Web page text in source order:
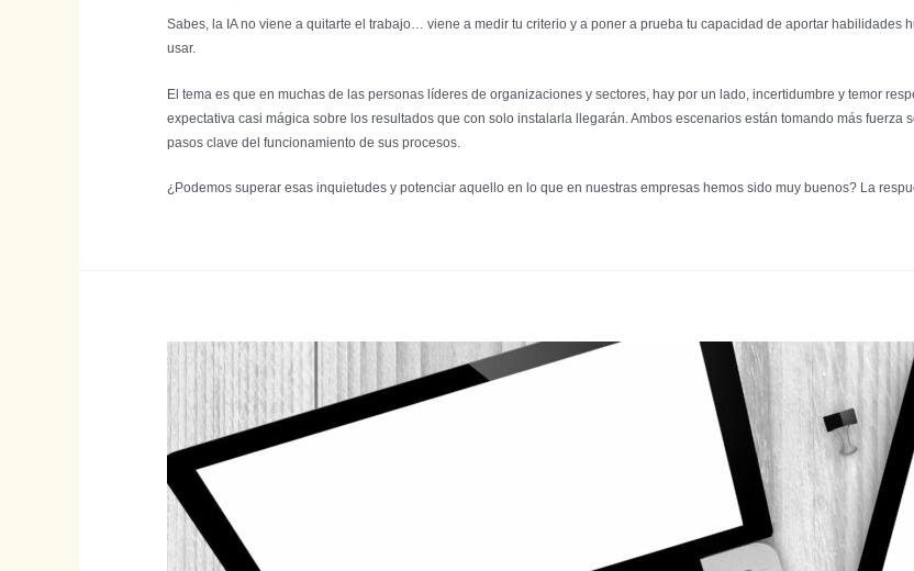
Sabes, la IA no viene a quitarte el trabajo… viene a medir tu criterio y a poner a prueba tu capacidad de aportar habilidades
usar.
El tema es que en muchas de las personas líderes de organizaciones y sectores, hay por un lado, incertidumbre y temor
expectativa casi mágica sobre los resultados que con solo instalarla llegarán. Ambos escenarios están tomando más fuerza
pasos clave del funcionamiento de sus procesos.
¿Podemos superar esas inquietudes y potenciar aquello en lo que en nuestras empresas hemos sido muy buenos? La